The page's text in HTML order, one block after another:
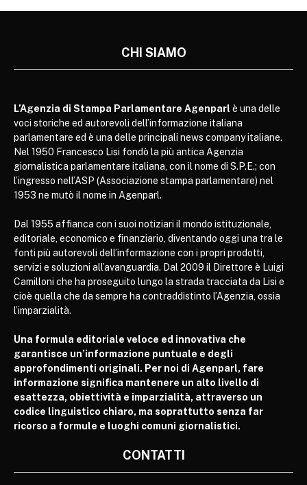
CHI SIAMO
L’Agenzia di Stampa Parlamentare Agenparl è una delle
voci storiche ed autorevoli dell’informazione italiana
parlamentare ed è una delle principali news company italiane.
Nel 1950 Francesco Lisi fondò la più antica Agenzia
giornalistica parlamentare italiana, con il nome di S.P.E.; con
l’ingresso nell’ASP (Associazione stampa parlamentare) nel
1953 ne mutò il nome in Agenparl.
Dal 1955 affianca con i suoi notiziari il mondo istituzionale,
editoriale, economico e finanziario, diventando oggi una tra le
fonti più autorevoli dell’informazione con i propri prodotti,
servizi e soluzioni all’avanguardia. Dal 2009 il Direttore è Luigi
Camilloni che ha proseguito lungo la strada tracciata da Lisi e
cioè quella che da sempre ha contraddistinto l’Agenzia, ossia
l’imparzialità.
Una formula editoriale veloce ed innovativa che
garantisce un’informazione puntuale e degli
approfondimenti originali. Per noi di Agenparl, fare
informazione significa mantenere un alto livello di
esattezza, obiettività e imparzialità, attraverso un
codice linguistico chiaro, ma soprattutto senza far
ricorso a formule e luoghi comuni giornalistici.
CONTATTI